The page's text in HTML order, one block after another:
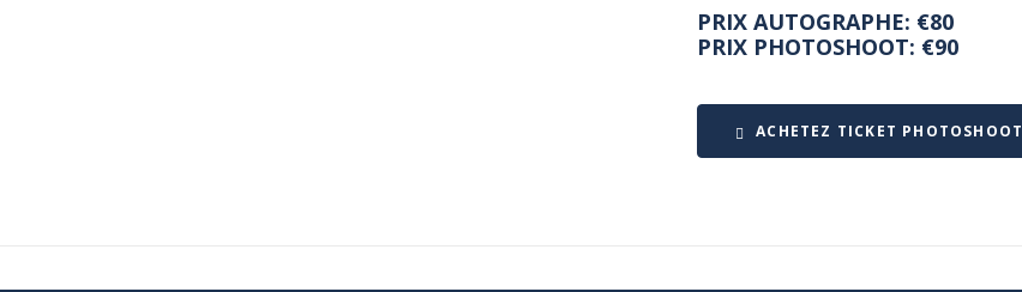
PRIX AUTOGRAPHE: €80
PRIX PHOTOSHOOT: €90
ACHETEZ TICKET PHOTOSHOOT